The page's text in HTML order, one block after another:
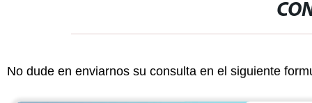
No dude en enviarnos su consulta en el siguiente